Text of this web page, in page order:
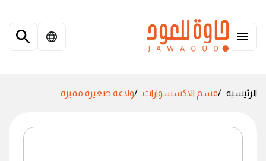
الرئيسية قسم الاكسسوارات ولاعة صغيرة مميزة